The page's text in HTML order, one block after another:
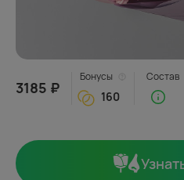
3185 ₽
Бонусы
160
Состав